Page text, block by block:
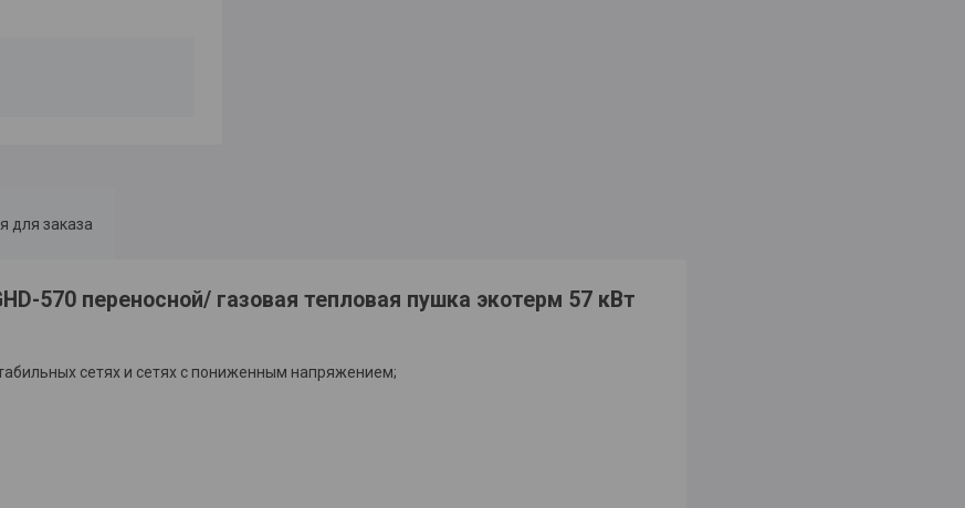
для заказа
570 переносной/ газовая тепловая пушка экотерм 57 кВт
сетях и сетях с пониженным напряжением;